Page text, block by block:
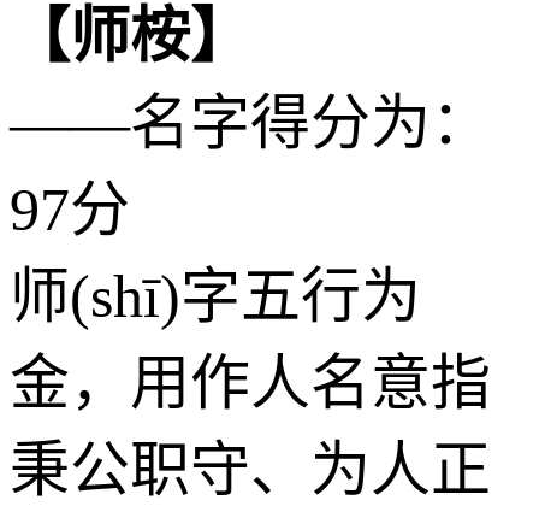
【师桉】
——名字得分为：
97分
师(shī)字五行为
金，用作人名意指
秉公职守、为人正